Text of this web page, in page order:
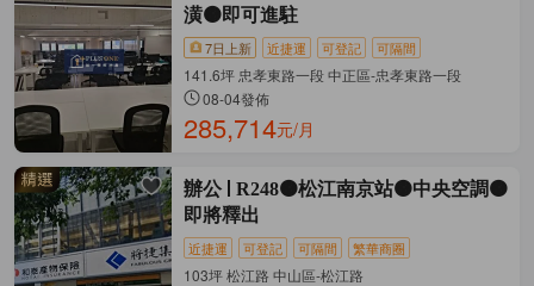
潢🟠即可進駐
7日上新 近捷運 可登記 可隔間
141.6坪 忠孝東路一段 中正區-忠孝東路一段
08-04發佈
285,714元/月
辦公
R248🟠松江南京站🟠中央空調🟠
即將釋出
近捷運 可登記 可隔間 繁華商圈
103坪 松江路 中山區-松江路